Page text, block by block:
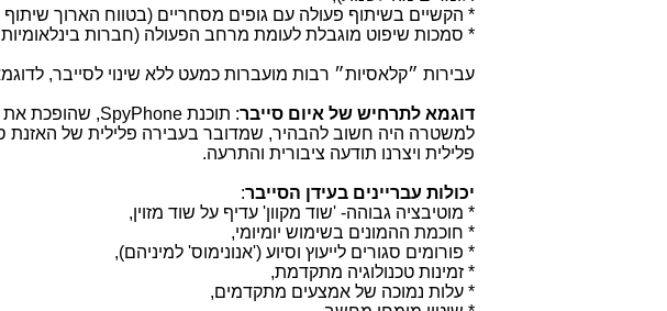
* הקשיים בשיתוף פעולה עם גופים מסחריים (בטווח הארוך
* סמכות שיפוט מוגבלת לעומת מרחב הפעולה (חברות בינלאומיות
עבירות ״קלאסיות״ רבות מועברות כמעט ללא שינוי לסייבר,
דוגמא לתרחיש של איום סייבר: תוכנתSpyPhone, שהופכת את
למשטרה היה חשוב להבהיר, שמדובר בעבירה פלילית של האזנת
פלילית ויצרנו תודעה ציבורית והתרעה.
יכולות עבריינים בעידן הסייבר:
* מוטיבציה גבוהה- 'שוד מקוון' עדיף על שוד מזוין,
* חוכמת ההמונים בשימוש יומיומי,
* פורומים סגורים לייעוץ וסיוע ('אנונימוס' למיניהם),
* זמינות טכנולוגיה מתקדמת,
* עלות נמוכה של אמצעים מתקדמים,